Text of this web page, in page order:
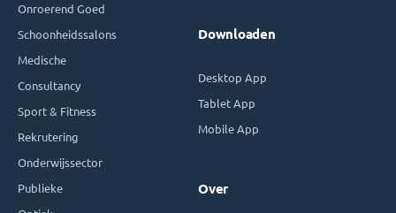
Onroerend Goed
Schoonheidssalons
Medische
Consultancy
Sport & Fitness
Rekrutering
Onderwijssector
Publieke
Downloaden
Desktop App
Tablet App
Mobile App
Over